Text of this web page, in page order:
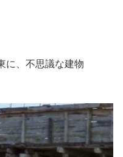
に、不思議な建物